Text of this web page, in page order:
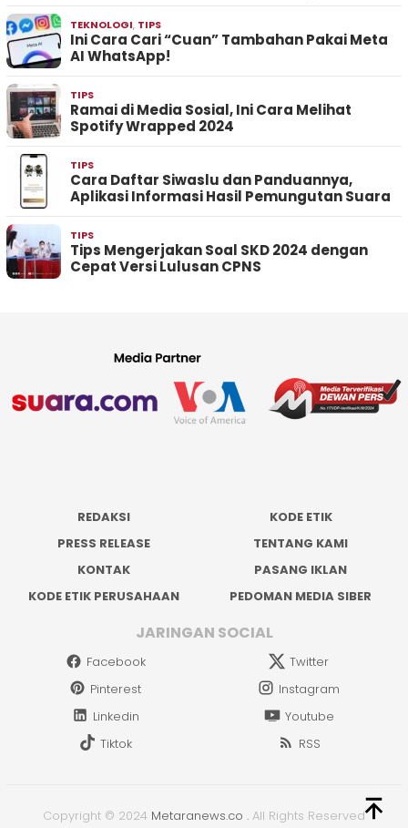
TEKNOLOGI, TIPS
Ini Cara Cari “Cuan” Tambahan Pakai Meta
AI WhatsApp!
TIPS
Ramai di Media Sosial, Ini Cara Melihat
Spotify Wrapped 2024
TIPS
Cara Daftar Siwaslu dan Panduannya,
Aplikasi Informasi Hasil Pemungutan Suara
TIPS
Tips Mengerjakan Soal SKD 2024 dengan
Cepat Versi Lulusan CPNS
REDAKSI
KODE ETIK
PRESS RELEASE
TENTANG KAMI
KONTAK
PASANG IKLAN
KODE ETIK PERUSAHAAN
PEDOMAN MEDIA SIBER
JARINGAN SOCIAL
Facebook
Twitter
Pinterest
Instagram
Linkedin
Youtube
Tiktok
RSS
Copyright © 2024 Metaranews.co . All Rights Reserved